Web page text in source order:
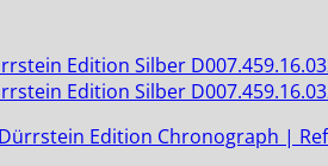
Edition Chronograph |